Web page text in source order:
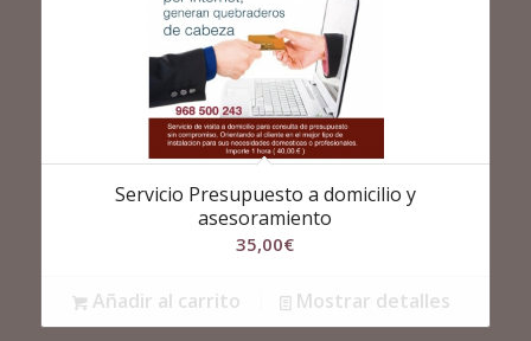
Servicio Presupuesto a domicilio y
asesoramiento
35,00€
Añadir al carrito Mostrar detalles